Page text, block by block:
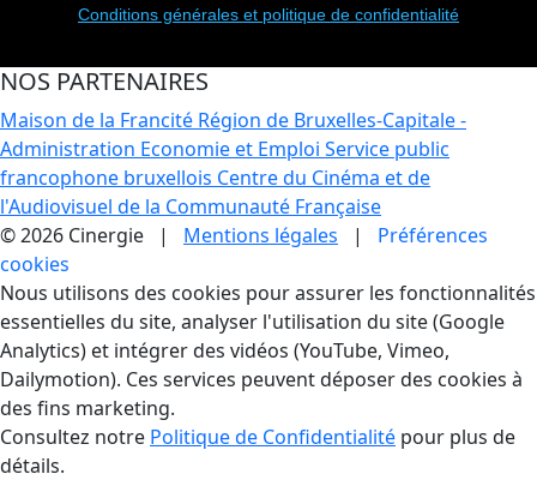
Conditions générales et politique de confidentialité
NOS PARTENAIRES
Maison de la Francité Région de Bruxelles-Capitale -
Administration Economie et Emploi Service public
francophone bruxellois Centre du Cinéma et de
l'Audiovisuel de la Communauté Française
© 2026 Cinergie | Mentions légales | Préférences
cookies
Gestion des Cookies
Nous utilisons des cookies pour assurer les fonctionnalités
essentielles du site, analyser l'utilisation du site (Google
Analytics) et intégrer des vidéos (YouTube, Vimeo,
Dailymotion). Ces services peuvent déposer des cookies à
des fins marketing.
Consultez notre Politique de Confidentialité pour plus de
détails.